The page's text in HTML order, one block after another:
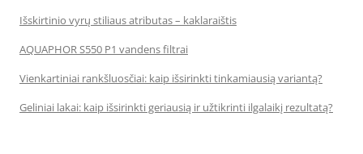
Išskirtinio vyrų stiliaus atributas – kaklaraištis
AQUAPHOR S550 P1 vandens filtrai
Vienkartiniai rankšluosčiai: kaip išsirinkti tinkamiausią variantą?
Geliniai lakai: kaip išsirinkti geriausią ir užtikrinti ilgalaikį rezultatą?